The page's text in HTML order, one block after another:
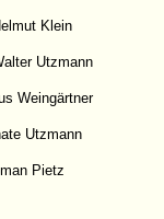
Klein
Utzmann
Weingärtner
Utzmann
Pietz